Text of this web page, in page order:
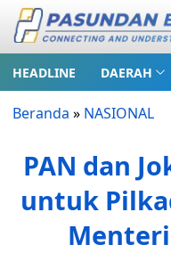
HEADLINE DAERAH
Beranda » NASIONAL
PAN dan
untuk